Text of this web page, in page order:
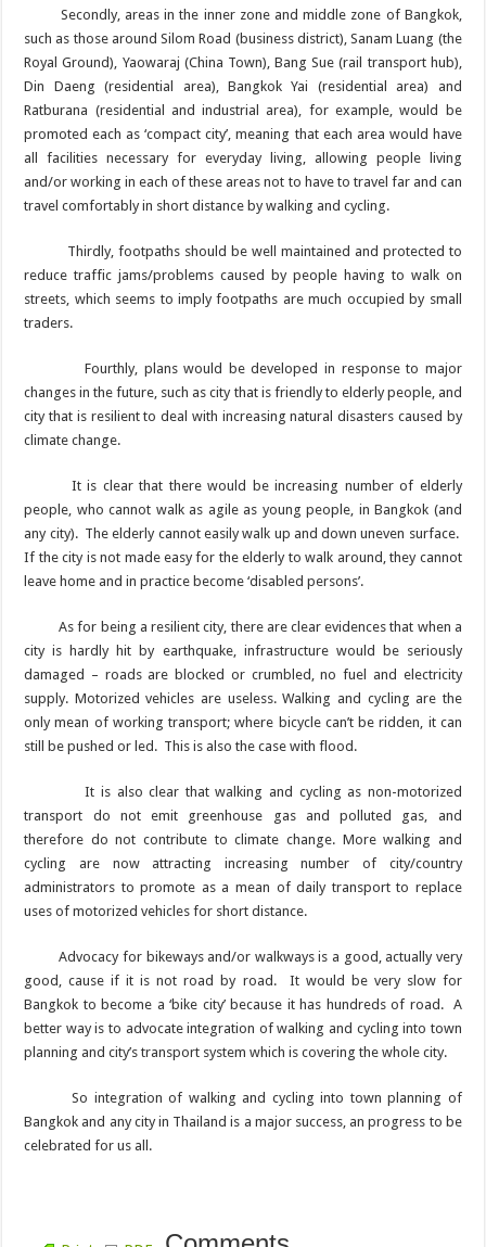
Secondly, areas in the inner zone and middle zone of Bangkok,
such as those around Silom Road (business district), Sanam Luang (the
Royal Ground), Yaowaraj (China Town), Bang Sue (rail transport hub),
Din Daeng (residential area), Bangkok Yai (residential area) and
Ratburana (residential and industrial area), for example, would be
promoted each as ‘compact city’, meaning that each area would have
all facilities necessary for everyday living, allowing people living
and/or working in each of these areas not to have to travel far and can
travel comfortably in short distance by walking and cycling.
Thirdly, footpaths should be well maintained and protected to
reduce traffic jams/problems caused by people having to walk on
streets, which seems to imply footpaths are much occupied by small
traders.
Fourthly, plans would be developed in response to major
changes in the future, such as city that is friendly to elderly people, and
city that is resilient to deal with increasing natural disasters caused by
climate change.
It is clear that there would be increasing number of elderly
people, who cannot walk as agile as young people, in Bangkok (and
any city). The elderly cannot easily walk up and down uneven surface.
If the city is not made easy for the elderly to walk around, they cannot
leave home and in practice become ‘disabled persons’.
As for being a resilient city, there are clear evidences that when a
city is hardly hit by earthquake, infrastructure would be seriously
damaged – roads are blocked or crumbled, no fuel and electricity
supply. Motorized vehicles are useless. Walking and cycling are the
only mean of working transport; where bicycle can’t be ridden, it can
still be pushed or led. This is also the case with flood.
It is also clear that walking and cycling as non-motorized
transport do not emit greenhouse gas and polluted gas, and
therefore do not contribute to climate change. More walking and
cycling are now attracting increasing number of city/country
administrators to promote as a mean of daily transport to replace
uses of motorized vehicles for short distance.
Advocacy for bikeways and/or walkways is a good, actually very
good, cause if it is not road by road. It would be very slow for
Bangkok to become a ‘bike city’ because it has hundreds of road. A
better way is to advocate integration of walking and cycling into town
planning and city’s transport system which is covering the whole city.
So integration of walking and cycling into town planning of
Bangkok and any city in Thailand is a major success, an progress to be
celebrated for us all.